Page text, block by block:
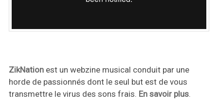
ZikNationest un webzine musical conduit par une
horde de passionnés dont le seul but est de vous
transmettre le virus des sons frais. En savoir plus.